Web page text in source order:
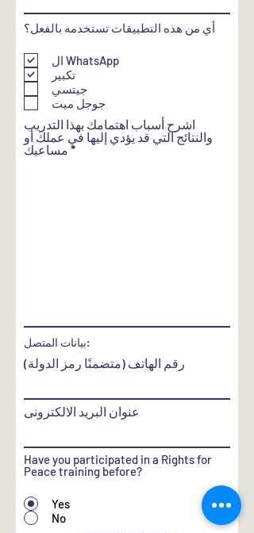
أي من هذه التطبيقات تستخدمه بالفعل؟إ
ال WhatsApp
تكبير
جيتسي
جوجل ميت
اشرح أسباب اهتمامك بهذا التدريب
والنتائج التي قد يؤدي إليها في عملك أو
مساعيك
بيانات المتصل:
رقم الهاتف (متضمنًا رمز الدولة)
عنوان البريد الالكترونى
Have you participated in a Rights for
Peace training before?
Yes
No